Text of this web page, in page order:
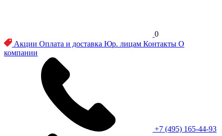
0
Акции Оплата и доставка Юр. лицам Контакты О
компании
+7 (495) 165-44-93